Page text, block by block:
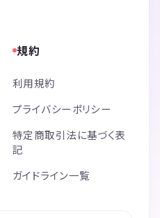
規約
利用規約
プライバシーポリシー
特定商取引法に基づく表
記
ガイドライン一覧